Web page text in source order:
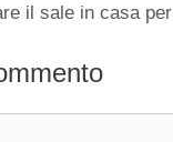
il sale in casa